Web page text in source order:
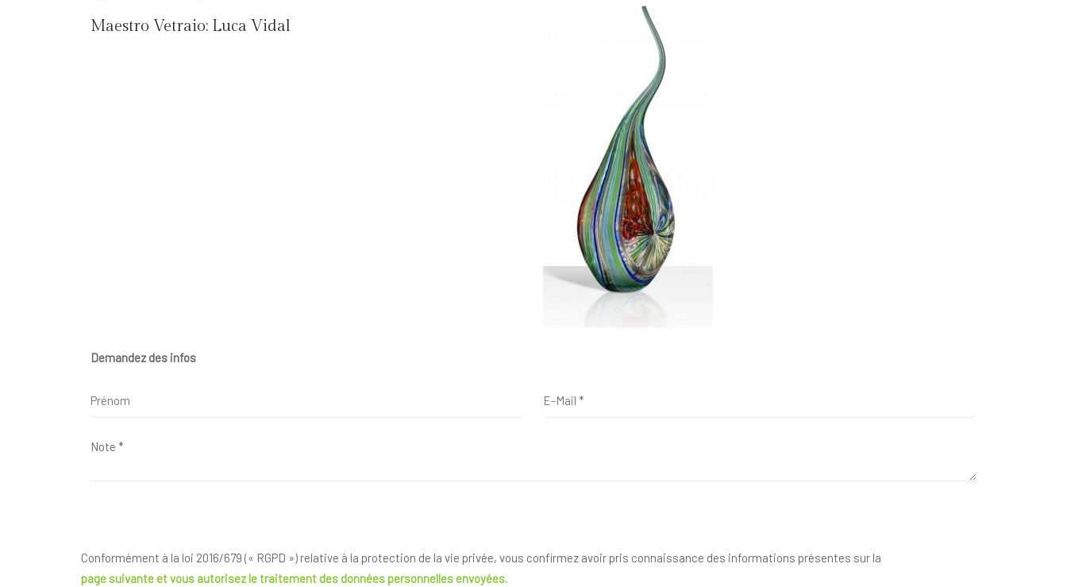
Maestro Vetraio: Luca Vidal
Demandez des infos
Conformément à la loi 2016/679 (« RGPD ») relative à la protection de la vie privée, vous confirmez avoir pris connaissance des informations présentes sur la
page suivanteet vous autorisez le traitement des données personnelles envoyées.